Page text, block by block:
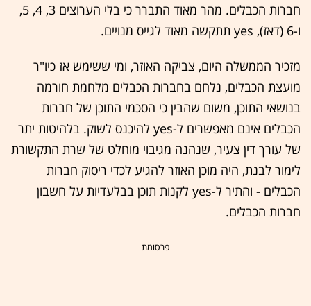
חברות הכבלים. מהר מאוד התברר כי בלי הערוצים 3, 4, 5,
ו-6 (דאז), yes תתקשה מאוד לגייס מנויים.
מזכיר הממשלה היום, צביקה האוזר, ומי ששימש אז כיו"ר
מועצת הכבלים, נלחם בחברות הכבלים מלחמת חורמה
בנושאי התוכן, משום שהבין כי הסכמי התוכן של חברות
הכבלים אינם מאפשרים ל-yes להיכנס לשוק. בלהיטות יתר
של עורך דין צעיר, שנהנה מגיבוי מוחלט של שרת התקשורת
לימור לבנת, היה מוכן האוזר להגיע לכדי ריסוק חברות
הכבלים - והתיר ל-yes לקנות תוכן בבלעדיות על חשבון
חברות הכבלים.
- פרסומת -